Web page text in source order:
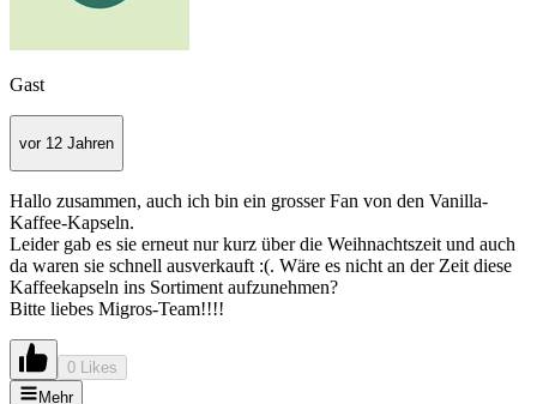
Gast
vor 12 Jahren
Hallo zusammen, auch ich bin ein grosser Fan von den Vanilla-
Kaffee-Kapseln.
Leider gab es sie erneut nur kurz über die Weihnachtszeit und auch
da waren sie schnell ausverkauft :(. Wäre es nicht an der Zeit diese
Kaffeekapseln ins Sortiment aufzunehmen?
Bitte liebes Migros-Team!!!!
0 Likes
Mehr